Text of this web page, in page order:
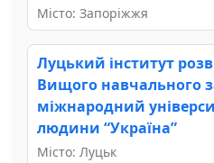
Місто: Запоріжжя
Луцький інститут
Вищого навчального
міжнародний
людини “Україна”
Місто: Луцьк